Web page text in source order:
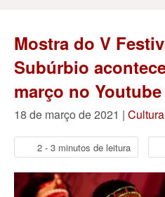
Mostra do V
Subúrbio
março no Youtube
18 de março de 2021 | Cultura
2 - 3 minutos de leitura